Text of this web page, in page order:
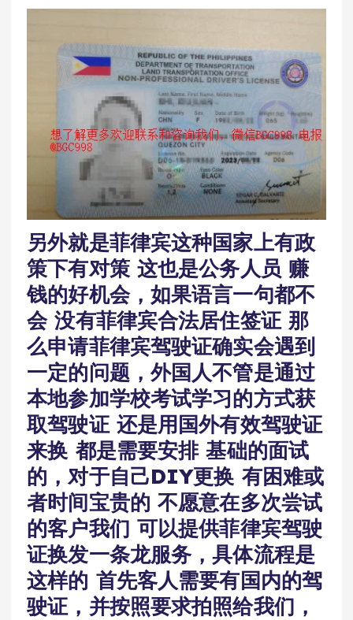
另外就是菲律宾这种国家上有政
策下有对策 这也是公务人员 赚
钱的好机会，如果语言一句都不
会 没有菲律宾合法居住签证 那
么申请菲律宾驾驶证确实会遇到
一定的问题，外国人不管是通过
本地参加学校考试学习的方式获
取驾驶证 还是用国外有效驾驶证
来换 都是需要安排 基础的面试
的，对于自己DIY更换 有困难或
者时间宝贵的 不愿意在多次尝试
的客户我们 可以提供菲律宾驾驶
证换发一条龙服务，具体流程是
这样的 首先客人需要有国内的驾
驶证，并按照要求拍照给我们，